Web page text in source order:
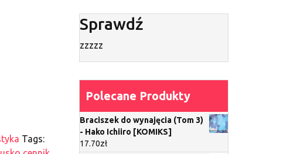
Tags:
Sprawdź
zzzzz
Polecane Produkty
Braciszek do wynajęcia (Tom 3)
- Hako Ichiiro [KOMIKS]
17.70zł